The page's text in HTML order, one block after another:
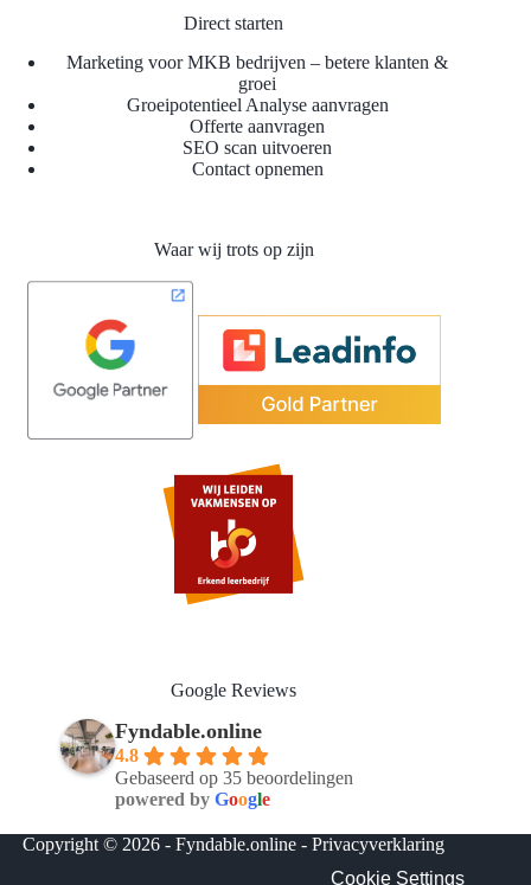
Cookie Settings
Direct starten
Marketing voor MKB bedrijven – betere klanten &
groei
Groeipotentieel Analyse aanvragen
Offerte aanvragen
SEO scan uitvoeren
Contact opnemen
Waar wij trots op zijn
Google Reviews
Fyndable.online
4.8
Gebaseerd op 35 beoordelingen
powered byGoogle
Copyright © 2026 - Fyndable.online -Privacyverklaring